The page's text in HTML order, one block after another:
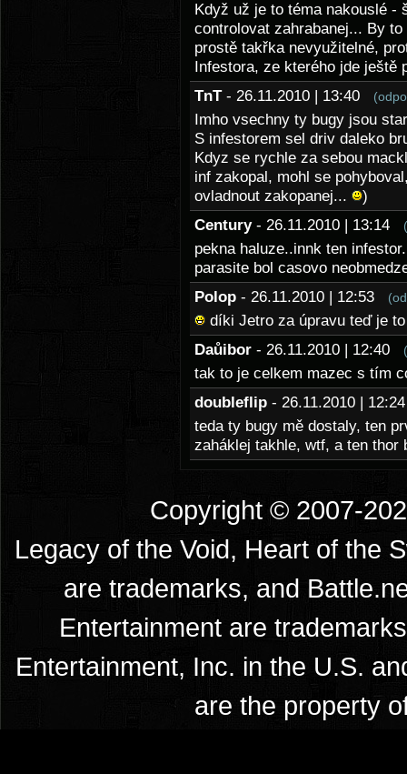
Když už je to téma nakouslé -
controlovat zahrabanej... By
prostě takřka nevyužitelné,
Infestora, ze kterého jde ještě
TnT - 26.11.2010 | 13:40
Imho vsechny ty bugy jsou
S infestorem sel driv daleko
Kdyz se rychle za sebou
inf zakopal, mohl se
ovladnout zakopanej...
)
Century - 26.11.2010 | 13:14
pekna haluze..innk ten
parasite bol casovo
Polop - 26.11.2010 | 12:53
díki Jetro za úpravu teď je
Daůibor - 26.11.2010 | 12:40
tak to je celkem mazec s tím
doubleflip - 26.11.2010 |
teda ty bugy mě dostaly, ten
zaháklej takhle, wtf, a ten
Copyright © 2007-
Legacy of the Void, Heart of the
are trademarks, and
Entertainment are
Entertainment, Inc. in the U.S.
are the property